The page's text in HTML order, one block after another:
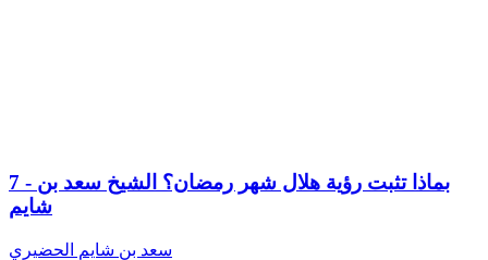
7 - بماذا تثبت رؤية هلال شهر رمضان؟ الشيخ سعد بن
شايم
سعد بن شايم الحضيري